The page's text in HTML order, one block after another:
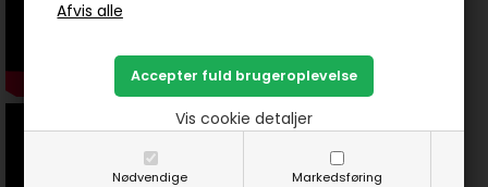
Nødvendige Markedsføring
Vis cookie detaljer